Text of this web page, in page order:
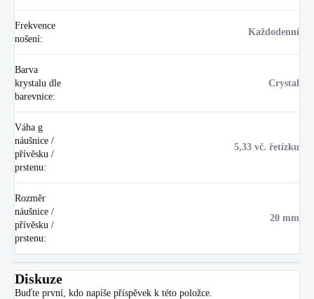
Frekvence
nošení:
Každodenní
Barva
krystalu dle
barevnice:
Crystal
Váha g
náušnice /
přívěsku /
prstenu:
5,33 vč. řetízku
Rozměr
náušnice /
přívěsku /
prstenu:
20 mm
Diskuze
Buďte první, kdo napíše příspěvek k této položce.